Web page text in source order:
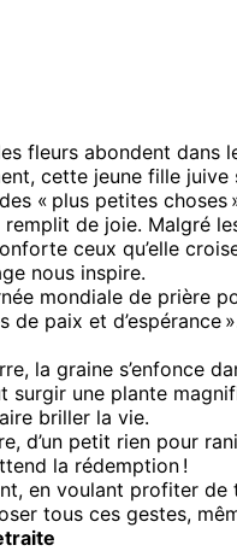
fleurs abondent dans
cette jeune fille
« plus petites choses
de joie. Malgré
ceux qu’elle
nous inspire.
mondiale de prière
paix et d’espérance
la graine s’enfonce
surgir une plante
briller la vie.
d’un petit rien pour
la rédemption !
en voulant profiter de
tous ces gestes,